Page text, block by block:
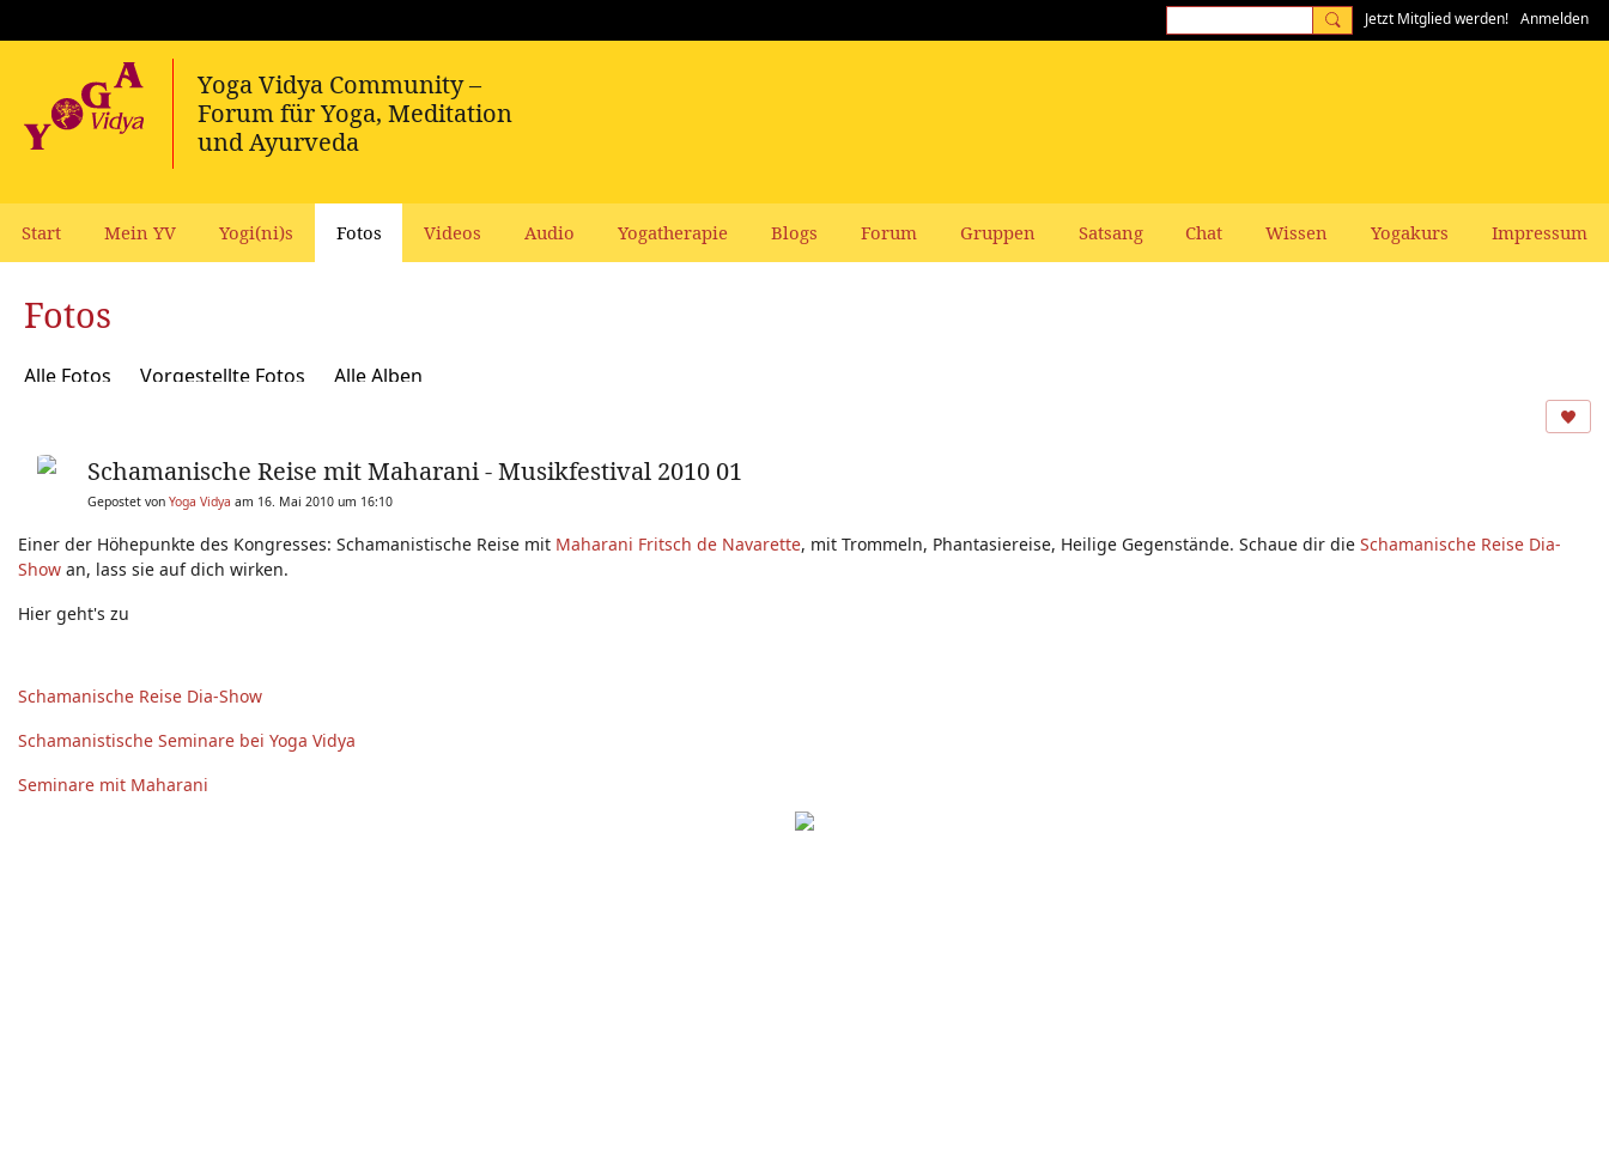
Jetzt Mitglied werden! Anmelden
Start Mein YV Yogi(ni)s Fotos Videos Audio Yogatherapie Blogs Forum Gruppen Satsang Chat Wissen Yogakurs Impressum
Fotos
Alle Fotos Vorgestellte Fotos Alle Alben
Schamanische Reise mit Maharani - Musikfestival 2010 01
Gepostet von Yoga Vidya am 16. Mai 2010 um 16:10
Einer der Höhepunkte des Kongresses: Schamanistische Reise mit Maharani Fritsch de Navarette, mit Trommeln, Phantasiereise, Heilige Gegenstände. Schaue dir die Schamanische Reise Dia-
Show an, lass sie auf dich wirken.
Hier geht's zu
Schamanische Reise Dia-Show
Schamanistische Seminare bei Yoga Vidya
Seminare mit Maharani